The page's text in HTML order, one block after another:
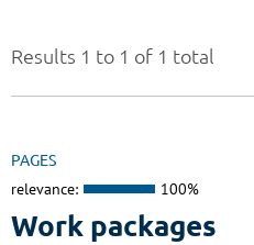
Results 1 to 1 of 1 total
PAGES
relevance: 100%
Work packages